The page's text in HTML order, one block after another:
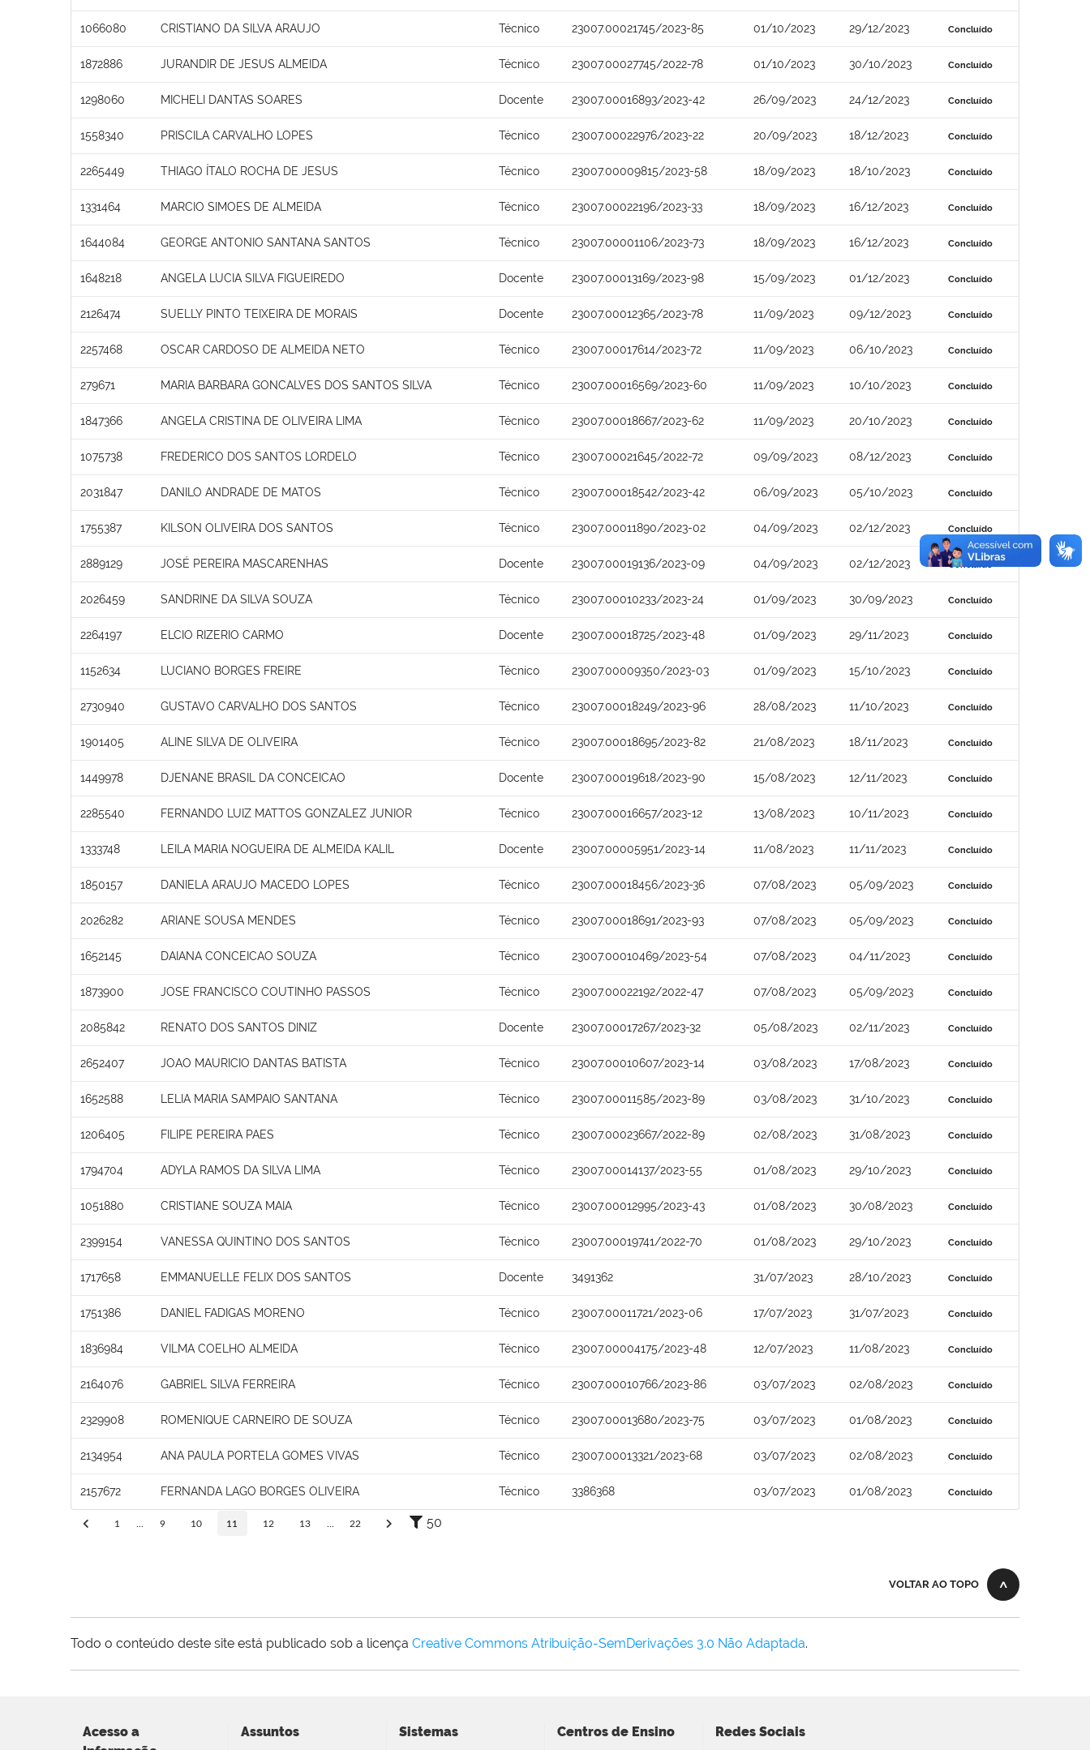
1066080 CRISTIANO DA SILVA ARAUJO Técnico 23007.00021745/2023-85 01/10/2023 29/12/2023 Concluído
1872886 JURANDIR DE JESUS ALMEIDA Técnico 23007.00027745/2022-78 01/10/2023 30/10/2023 Concluído
1298060 MICHELI DANTAS SOARES Docente 23007.00016893/2023-42 26/09/2023 24/12/2023 Concluído
1558340 PRISCILA CARVALHO LOPES Técnico 23007.00022976/2023-22 20/09/2023 18/12/2023 Concluído
2265449 THIAGO ÍTALO ROCHA DE JESUS Técnico 23007.00009815/2023-58 18/09/2023 18/10/2023 Concluído
1331464 MARCIO SIMOES DE ALMEIDA Técnico 23007.00022196/2023-33 18/09/2023 16/12/2023 Concluído
1644084 GEORGE ANTONIO SANTANA SANTOS Técnico 23007.00001106/2023-73 18/09/2023 16/12/2023 Concluído
1648218 ANGELA LUCIA SILVA FIGUEIREDO Docente 23007.00013169/2023-98 15/09/2023 01/12/2023 Concluído
2126474 SUELLY PINTO TEIXEIRA DE MORAIS Docente 23007.00012365/2023-78 11/09/2023 09/12/2023 Concluído
2257468 OSCAR CARDOSO DE ALMEIDA NETO Técnico 23007.00017614/2023-72 11/09/2023 06/10/2023 Concluído
279671 MARIA BARBARA GONCALVES DOS SANTOS SILVA Técnico 23007.00016569/2023-60 11/09/2023 10/10/2023 Concluído
1847366 ANGELA CRISTINA DE OLIVEIRA LIMA Técnico 23007.00018667/2023-62 11/09/2023 20/10/2023 Concluído
1075738 FREDERICO DOS SANTOS LORDELO Técnico 23007.00021645/2022-72 09/09/2023 08/12/2023 Concluído
2031847 DANILO ANDRADE DE MATOS Técnico 23007.00018542/2023-42 06/09/2023 05/10/2023 Concluído
1755387 KILSON OLIVEIRA DOS SANTOS Técnico 23007.00011890/2023-02 04/09/2023 02/12/2023 Concluído
2889129 JOSÉ PEREIRA MASCARENHAS Docente 23007.00019136/2023-09 04/09/2023 02/12/2023 Concluído
2026459 SANDRINE DA SILVA SOUZA Técnico 23007.00010233/2023-24 01/09/2023 30/09/2023 Concluído
2264197 ELCIO RIZERIO CARMO Docente 23007.00018725/2023-48 01/09/2023 29/11/2023 Concluído
1152634 LUCIANO BORGES FREIRE Técnico 23007.00009350/2023-03 01/09/2023 15/10/2023 Concluído
2730940 GUSTAVO CARVALHO DOS SANTOS Técnico 23007.00018249/2023-96 28/08/2023 11/10/2023 Concluído
1901405 ALINE SILVA DE OLIVEIRA Técnico 23007.00018695/2023-82 21/08/2023 18/11/2023 Concluído
1449978 DJENANE BRASIL DA CONCEICAO Docente 23007.00019618/2023-90 15/08/2023 12/11/2023 Concluído
2285540 FERNANDO LUIZ MATTOS GONZALEZ JUNIOR Técnico 23007.00016657/2023-12 13/08/2023 10/11/2023 Concluído
1333748 LEILA MARIA NOGUEIRA DE ALMEIDA KALIL Docente 23007.00005951/2023-14 11/08/2023 11/11/2023 Concluído
1850157 DANIELA ARAUJO MACEDO LOPES Técnico 23007.00018456/2023-36 07/08/2023 05/09/2023 Concluído
2026282 ARIANE SOUSA MENDES Técnico 23007.00018691/2023-93 07/08/2023 05/09/2023 Concluído
1652145 DAIANA CONCEICAO SOUZA Técnico 23007.00010469/2023-54 07/08/2023 04/11/2023 Concluído
1873900 JOSE FRANCISCO COUTINHO PASSOS Técnico 23007.00022192/2022-47 07/08/2023 05/09/2023 Concluído
2085842 RENATO DOS SANTOS DINIZ Docente 23007.00017267/2023-32 05/08/2023 02/11/2023 Concluído
2652407 JOAO MAURICIO DANTAS BATISTA Técnico 23007.00010607/2023-14 03/08/2023 17/08/2023 Concluído
1652588 LELIA MARIA SAMPAIO SANTANA Técnico 23007.00011585/2023-89 03/08/2023 31/10/2023 Concluído
1206405 FILIPE PEREIRA PAES Técnico 23007.00023667/2022-89 02/08/2023 31/08/2023 Concluído
1794704 ADYLA RAMOS DA SILVA LIMA Técnico 23007.00014137/2023-55 01/08/2023 29/10/2023 Concluído
1051880 CRISTIANE SOUZA MAIA Técnico 23007.00012995/2023-43 01/08/2023 30/08/2023 Concluído
2399154 VANESSA QUINTINO DOS SANTOS Técnico 23007.00019741/2022-70 01/08/2023 29/10/2023 Concluído
1717658 EMMANUELLE FELIX DOS SANTOS Docente 3491362 31/07/2023 28/10/2023 Concluído
1751386 DANIEL FADIGAS MORENO Técnico 23007.00011721/2023-06 17/07/2023 31/07/2023 Concluído
1836984 VILMA COELHO ALMEIDA Técnico 23007.00004175/2023-48 12/07/2023 11/08/2023 Concluído
2164076 GABRIEL SILVA FERREIRA Técnico 23007.00010766/2023-86 03/07/2023 02/08/2023 Concluído
2329908 ROMENIQUE CARNEIRO DE SOUZA Técnico 23007.00013680/2023-75 03/07/2023 01/08/2023 Concluído
2134954 ANA PAULA PORTELA GOMES VIVAS Técnico 23007.00013321/2023-68 03/07/2023 02/08/2023 Concluído
2157672 FERNANDA LAGO BORGES OLIVEIRA Técnico 3386368 03/07/2023 01/08/2023 Concluído
1 9 10 11 12 13 22 50
VOLTAR AO TOPO
Todo o conteúdo deste site está publicado sob a licença Creative Commons Atribuição-SemDerivações 3.0 Não Adaptada.
Acesso a
Assuntos Sistemas Centros de Ensino Redes Sociais